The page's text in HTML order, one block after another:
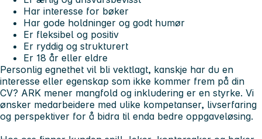
Har interesse for bøker
Har gode holdninger og godt humør
Er fleksibel og positiv
Er ryddig og strukturert
Er 18 år eller eldre
Personlig egnethet vil bli vektlagt, kanskje har du en
interesse eller egenskap som ikke kommer frem på din
CV? ARK mener mangfold og inkludering er en styrke. Vi
ønsker medarbeidere med ulike kompetanser, livserfaring
og perspektiver for å bidra til enda bedre oppgaveløsing.